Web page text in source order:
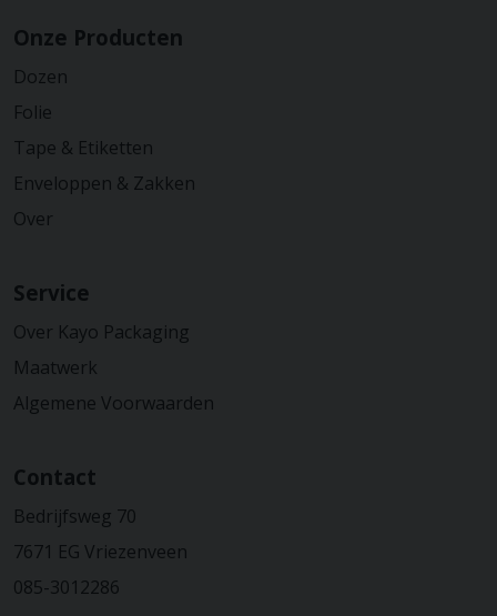
Onze Producten
Dozen
Folie
Tape & Etiketten
Enveloppen & Zakken
Over
Service
Over Kayo Packaging
Maatwerk
Algemene Voorwaarden
Contact
Bedrijfsweg 70
7671 EG Vriezenveen
085-3012286